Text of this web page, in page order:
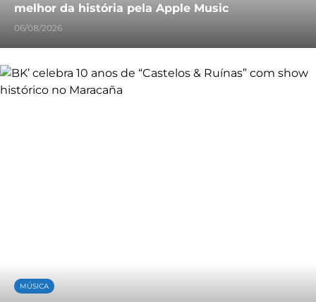
melhor da história pela Apple Music
06/08/2026
MÚSICA